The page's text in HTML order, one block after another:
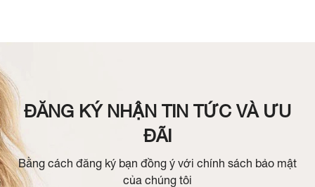
ĐĂNG KÝ NHẬN TIN TỨC VÀ ƯU
ĐÃI
Bằng cách đăng ký bạn đồng ý với chính sách bảo mật
của chúng tôi